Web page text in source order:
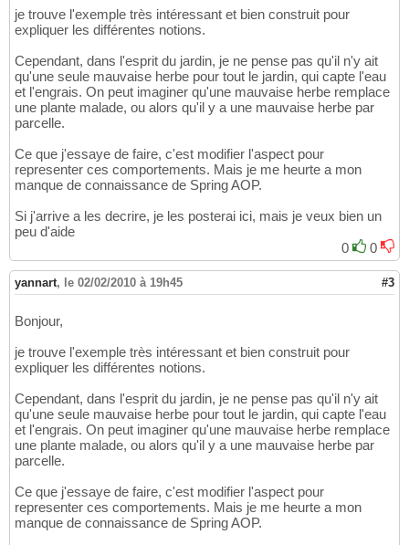
je trouve l'exemple très intéressant et bien construit pour
expliquer les différentes notions.
Cependant, dans l'esprit du jardin, je ne pense pas qu'il n'y ait
qu'une seule mauvaise herbe pour tout le jardin, qui capte l'eau
et l'engrais. On peut imaginer qu'une mauvaise herbe remplace
une plante malade, ou alors qu'il y a une mauvaise herbe par
parcelle.
Ce que j'essaye de faire, c'est modifier l'aspect pour
representer ces comportements. Mais je me heurte a mon
manque de connaissance de Spring AOP.
Si j'arrive a les decrire, je les posterai ici, mais je veux bien un
peu d'aide
0
0
yannart, le 02/02/2010 à 19h45 #3
Bonjour,
je trouve l'exemple très intéressant et bien construit pour
expliquer les différentes notions.
Cependant, dans l'esprit du jardin, je ne pense pas qu'il n'y ait
qu'une seule mauvaise herbe pour tout le jardin, qui capte l'eau
et l'engrais. On peut imaginer qu'une mauvaise herbe remplace
une plante malade, ou alors qu'il y a une mauvaise herbe par
parcelle.
Ce que j'essaye de faire, c'est modifier l'aspect pour
representer ces comportements. Mais je me heurte a mon
manque de connaissance de Spring AOP.